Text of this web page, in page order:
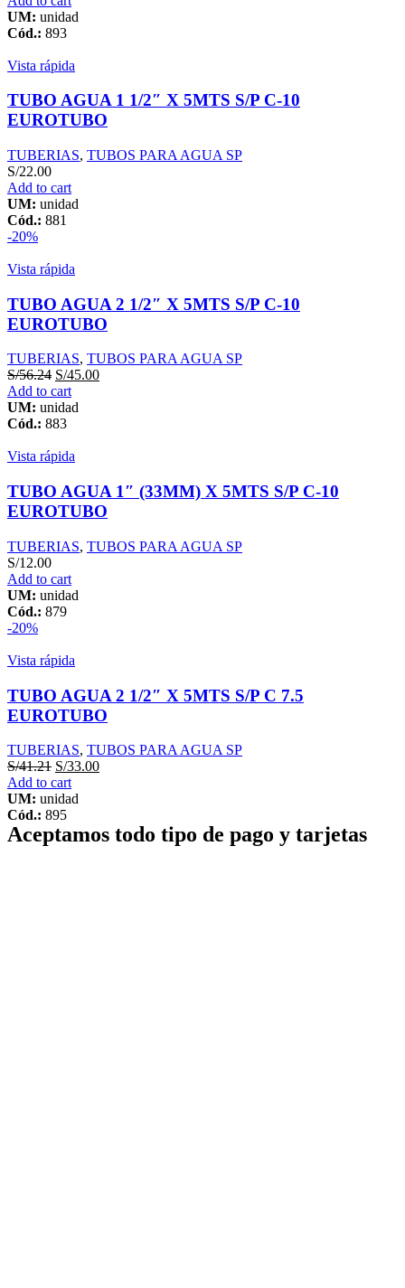
UM: unidad
Cód.: 893
Vista rápida
TUBO AGUA 1 1/2″ X 5MTS S/P C-10
EUROTUBO
TUBERIAS, TUBOS PARA AGUA SP
S/22.00
Add to cart
UM: unidad
Cód.: 881
-20%
Vista rápida
TUBO AGUA 2 1/2″ X 5MTS S/P C-10
EUROTUBO
TUBERIAS, TUBOS PARA AGUA SP
S/56.24 S/45.00
Add to cart
UM: unidad
Cód.: 883
Vista rápida
TUBO AGUA 1″ (33MM) X 5MTS S/P C-10
EUROTUBO
TUBERIAS, TUBOS PARA AGUA SP
S/12.00
Add to cart
UM: unidad
Cód.: 879
-20%
Vista rápida
TUBO AGUA 2 1/2″ X 5MTS S/P C 7.5
EUROTUBO
TUBERIAS, TUBOS PARA AGUA SP
S/41.21 S/33.00
Add to cart
UM: unidad
Cód.: 895
Aceptamos todo tipo de pago y tarjetas